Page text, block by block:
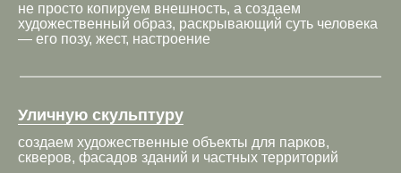
не просто копируем внешность, а создаем
художественный образ, раскрывающий суть человека
— его позу, жест, настроение
Уличную скульптуру
создаем художественные объекты для парков,
скверов, фасадов зданий и частных территорий